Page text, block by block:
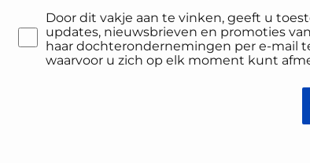
Door dit vakje aan te vinken, geeft u
updates, nieuwsbrieven en promoties
haar dochterondernemingen per e-mail
waarvoor u zich op elk moment kunt